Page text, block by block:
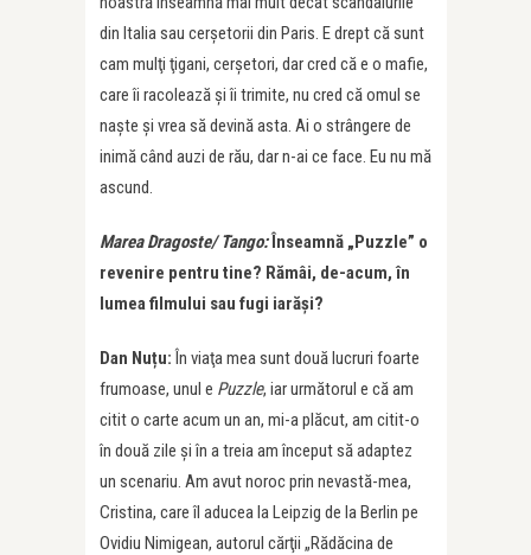
din Italia sau cerşetorii din Paris. E drept că sunt
cam mulţi ţigani, cerşetori, dar cred că e o mafie,
care îi racolează şi îi trimite, nu cred că omul se
naşte şi vrea să devină asta. Ai o strângere de
inimă când auzi de rău, dar n-ai ce face. Eu nu mă
ascund.
Marea Dragoste/ Tango:Înseamnă „Puzzle” o
revenire pentru tine? Rămâi, de-acum, în
lumea filmului sau fugi iarăși?
Dan Nuțu:În viaţa mea sunt două lucruri foarte
frumoase, unul e Puzzle, iar următorul e că am
citit o carte acum un an, mi-a plăcut, am citit-o
în două zile şi în a treia am început să adaptez
un scenariu. Am avut noroc prin nevastă-mea,
Cristina, care îl aducea la Leipzig de la Berlin pe
Ovidiu Nimigean, autorul cărţii „Rădăcina de